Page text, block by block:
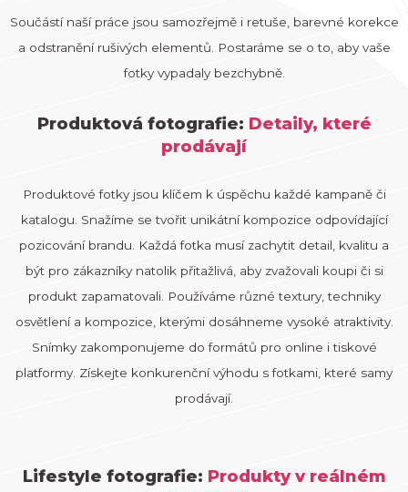
Součástí naší práce jsou samozřejmě i retuše, barevné korekce
a odstranění rušivých elementů. Postaráme se o to, aby vaše
fotky vypadaly bezchybně.
Produktová fotografie: Detaily, které
prodávají
Produktové fotky jsou klíčem k úspěchu každé kampaně či
katalogu. Snažíme se tvořit unikátní kompozice odpovídající
pozicování brandu. Každá fotka musí zachytit detail, kvalitu a
být pro zákazníky natolik přitažlivá, aby zvažovali koupi či si
produkt zapamatovali. Používáme různé textury, techniky
osvětlení a kompozice, kterými dosáhneme vysoké atraktivity.
Snímky zakomponujeme do formátů pro online i tiskové
platformy. Získejte konkurenční výhodu s fotkami, které samy
prodávají.
Lifestyle fotografie: Produkty v reálném